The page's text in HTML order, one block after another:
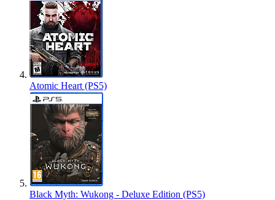
Atomic Heart (PS5)
Black Myth: Wukong - Deluxe Edition (PS5)